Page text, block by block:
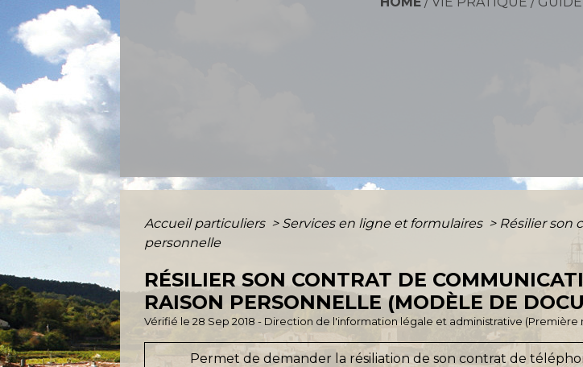
Accueil particuliers > Services en ligne et formulaires > Résilier son
personnelle
RÉSILIER SON CONTRAT DE
RAISON PERSONNELLE (MODÈLE DE
Vérifié le 28 Sep 2018 - Direction de l'information légale et administrative (Première
Permet de demander la résiliation de son contrat de